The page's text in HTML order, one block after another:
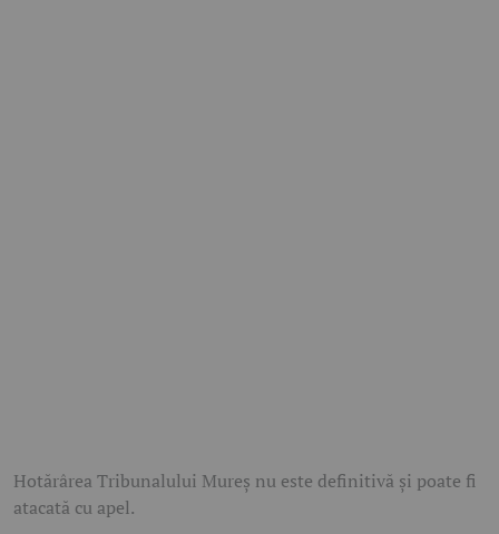
Hotărârea Tribunalului Mureș nu este definitivă și poate fi
atacată cu apel.